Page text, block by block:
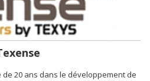
20 ans dans le développement de